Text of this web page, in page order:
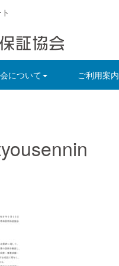
について ご利用案内